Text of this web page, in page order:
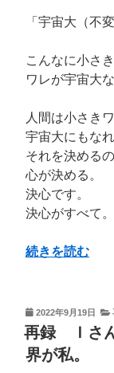
「宇宙大（不
こんなに小さ
ワレが宇宙大な
人間は小さき
宇宙大にもなれ
それを決める
心が決める。
決心です。
決心がすべて。
“再
さ
ん
懐
古
続きを読む
投
稿
日:
2022年9月19日
再録 Ｉさ
界が私。